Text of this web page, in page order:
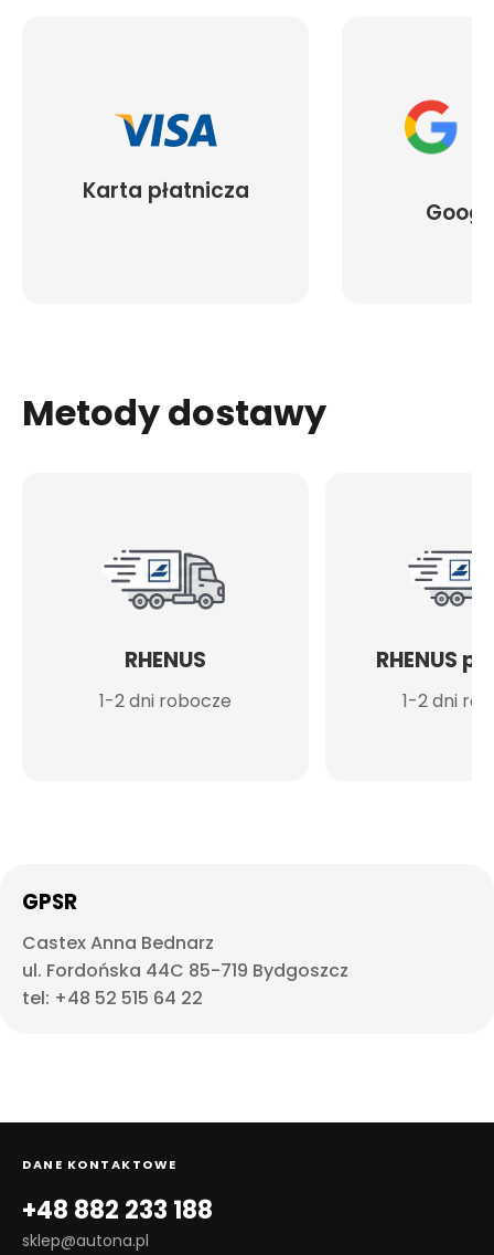
Karta płatnicza
Metody dostawy
RHENUS
1-2 dni robocze
RHENUS
1-2 dni
GPSR
Castex Anna Bednarz
ul. Fordońska 44C 85-719 Bydgoszcz
tel: +48 52 515 64 22
DANE KONTAKTOWE
+48 882 233 188
sklep@autona.pl